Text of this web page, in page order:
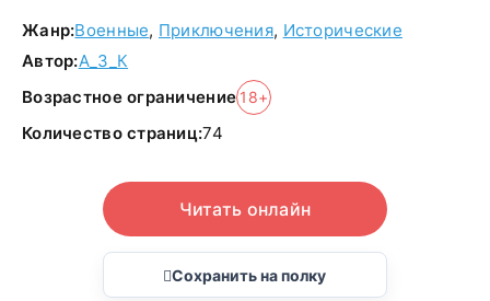
Жанр:Военные, Приключения, Исторические
Автор:А_З_К
Возрастное ограничение 18+
Количество страниц:74
Читать онлайн
Сохранить на полку